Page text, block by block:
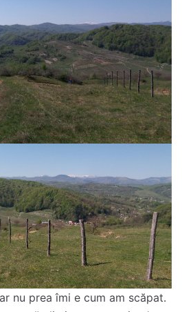
nu prea îmi e cum am scăpat.